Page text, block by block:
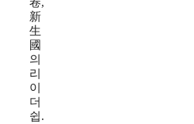
卷,
新
生
國
의
리
이
더
쉽.